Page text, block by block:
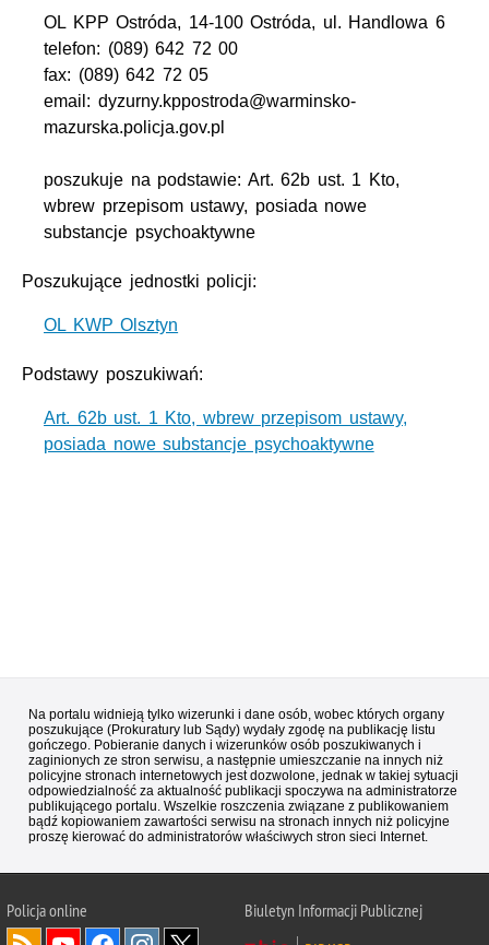
OL KPP Ostróda, 14-100 Ostróda, ul. Handlowa 6
telefon: (089) 642 72 00
fax: (089) 642 72 05
email: dyzurny.kppostroda@warminsko-
mazurska.policja.gov.pl
poszukuje na podstawie: Art. 62b ust. 1 Kto,
wbrew przepisom ustawy, posiada nowe
substancje psychoaktywne
Poszukujące jednostki policji:
OL KWP Olsztyn
Podstawy poszukiwań:
Art. 62b ust. 1 Kto, wbrew przepisom ustawy,
posiada nowe substancje psychoaktywne
Na portalu widnieją tylko wizerunki i dane osób, wobec których organy
poszukujące (Prokuratury lub Sądy) wydały zgodę na publikację listu
gończego. Pobieranie danych i wizerunków osób poszukiwanych i
zaginionych ze stron serwisu, a następnie umieszczanie na innych niż
policyjne stronach internetowych jest dozwolone, jednak w takiej sytuacji
odpowiedzialność za aktualność publikacji spoczywa na administratorze
publikującego portalu. Wszelkie roszczenia związane z publikowaniem
bądź kopiowaniem zawartości serwisu na stronach innych niż policyjne
proszę kierować do administratorów właściwych stron sieci Internet.
Policjaonline
Biuletyn Informacji Publicznej